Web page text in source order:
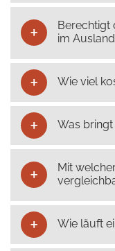
Berechtigt
im
Wie viel
Was bringt
Mit
Wie läuft